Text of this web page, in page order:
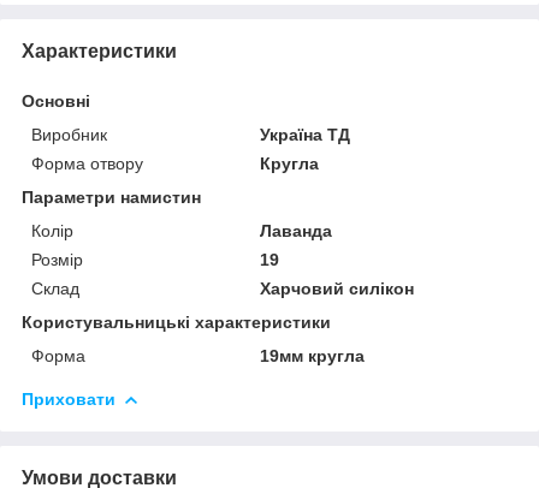
Характеристики
Основні
Виробник
Україна ТД
Форма отвору
Кругла
Параметри намистин
Колір
Лаванда
Розмір
19
Склад
Харчовий силікон
Користувальницькі характеристики
Форма
19мм кругла
Приховати
Умови доставки